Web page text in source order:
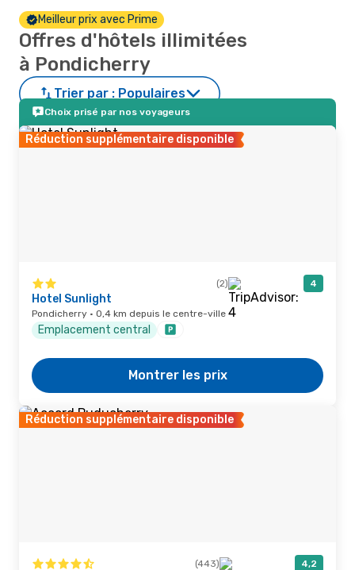
Meilleur prix avec Prime
Offres d'hôtels illimitées
à Pondicherry
Trier par : Populaires
Choix prisé par nos voyageurs
Réduction supplémentaire disponible
(2) 4
Hotel Sunlight
Pondicherry · 0,4 km depuis le centre-ville
Emplacement central
Montrer les prix
Réduction supplémentaire disponible
(443) 4,2